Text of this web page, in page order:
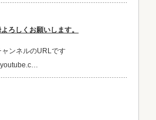
ろしくお願いします。
ンネルのURLです